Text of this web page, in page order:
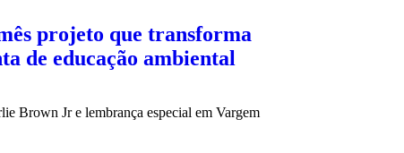
projeto que transforma
de educação ambiental